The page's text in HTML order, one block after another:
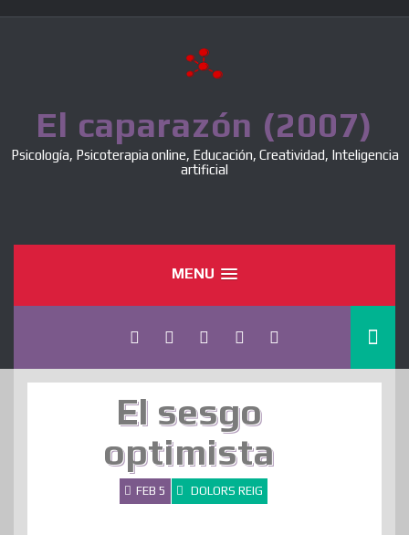
El caparazón (2007)
Psicología, Psicoterapia online, Educación, Creatividad, Inteligencia
artificial
MENU
El sesgo
optimista
FEB 5 DOLORS REIG